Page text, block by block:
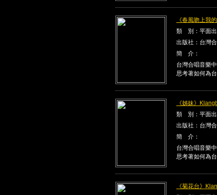
《春風吻上我
類 別：平面
出版社：台灣
簡 介：
台灣合唱音樂
思考著如何為
《姊妹》
類 別：平面
出版社：台灣
簡 介：
台灣合唱音樂
思考著如何為
《菊花台》